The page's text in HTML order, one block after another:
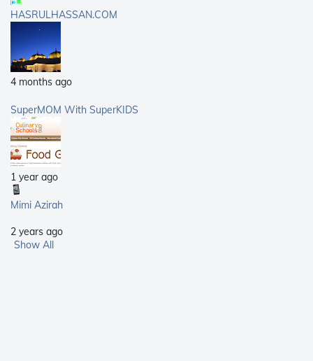
HASRULHASSAN.COM
4 months ago
SuperMOM With SuperKIDS
1 year ago
Mimi Azirah
2 years ago
Show All